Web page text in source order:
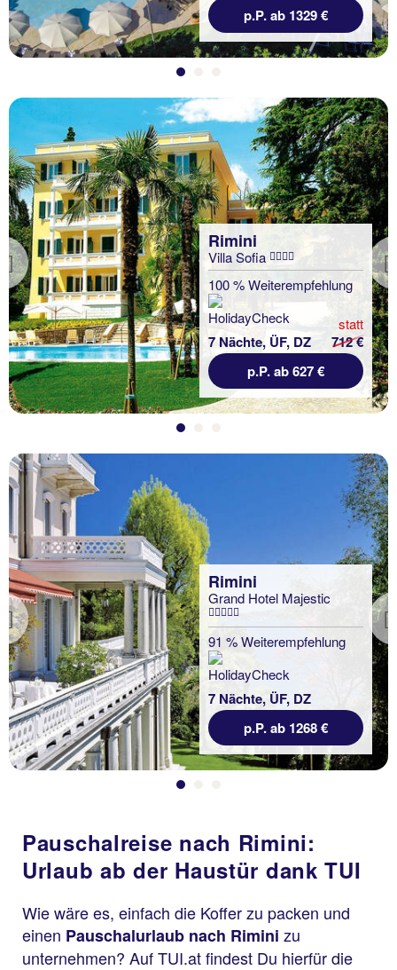
p.P. ab 1329 €
Previous
Rimini
Villa Sofia
100 % Weiterempfehlung
7 Nächte, ÜF, DZ
statt
712 €
p.P. ab 627 €
Previous
Rimini
Grand Hotel Majestic
91 % Weiterempfehlung
7 Nächte, ÜF, DZ
p.P. ab 1268 €
Pauschalreise nach Rimini:
Urlaub ab der Haustür dank TUI
Wie wäre es, einfach die Koffer zu packen und
einen Pauschalurlaub nach Rimini zu
unternehmen? Auf TUI.at findest Du hierfür die